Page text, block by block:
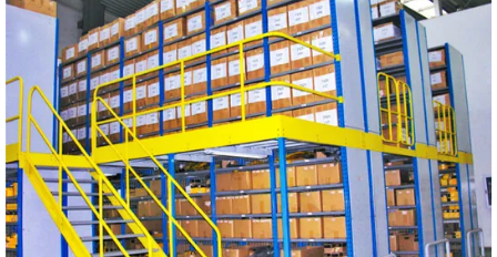
관
리
연
락
주